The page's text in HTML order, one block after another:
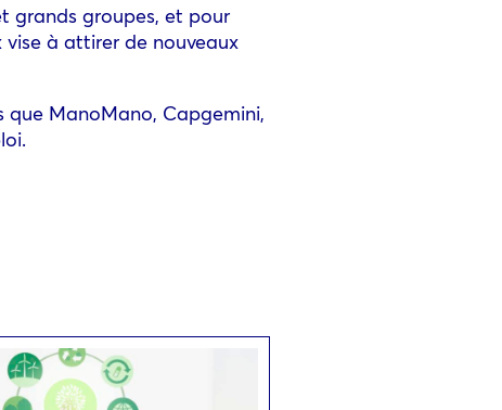
grands groupes, et pour
à attirer de nouveaux
que ManoMano, Capgemini,